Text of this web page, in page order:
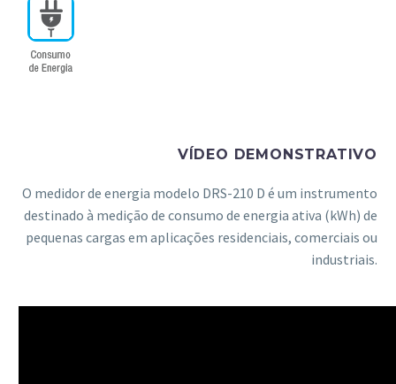
VÍDEO DEMONSTRATIVO
O medidor de energia modelo DRS-210 D é um instrumento
destinado à medição de consumo de energia ativa (kWh) de
pequenas cargas em aplicações residenciais, comerciais ou
industriais.